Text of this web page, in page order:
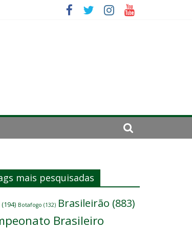
parar o jogo”
mais pesquisadas
(194) Botafogo (132) Brasileirão (883)
Brasileiro